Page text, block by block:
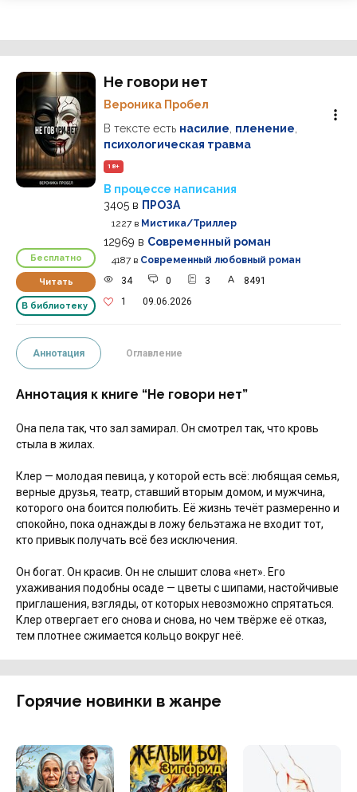
Бесплатно
Читать
В библиотеку
Не говори нет
Вероника Пробел
В тексте есть насилие пленение
психологическая травма
18+
В процессе написания
3405 в ПРОЗА
1227 в Мистика/Триллер
12969 в Современный роман
4187 в Современный любовный роман
34
0 3
8491
1
09.06.2026
Аннотация Оглавление
Аннотация к книге “Не говори нет”
Она пела так, что зал замирал. Он смотрел так, что кровь
стыла в жилах.
Клер — молодая певица, у которой есть всё: любящая семья,
верные друзья, театр, ставший вторым домом, и мужчина,
которого она боится полюбить. Её жизнь течёт размеренно и
спокойно, пока однажды в ложу бельэтажа не входит тот,
кто привык получать всё без исключения.
Он богат. Он красив. Он не слышит слова «нет». Его
ухаживания подобны осаде — цветы с шипами, настойчивые
приглашения, взгляды, от которых невозможно спрятаться.
Клер отвергает его снова и снова, но чем твёрже её отказ,
тем плотнее сжимается кольцо вокруг неё.
Горячие новинки в жанре